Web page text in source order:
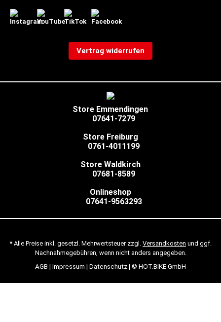
Vertrag widerrufen
Store Emmendingen
07641-7279
Store Freiburg
0761-4011199
Store Waldkirch
07681-8589
Onlineshop
07641-9563293
* Alle Preise inkl. gesetzl. Mehrwertsteuer zzgl. Versandkosten und ggf.
Nachnahmegebühren, wenn nicht anders angegeben.
AGB | Impressum | Datenschutz| © HOT.BIKE GmbH